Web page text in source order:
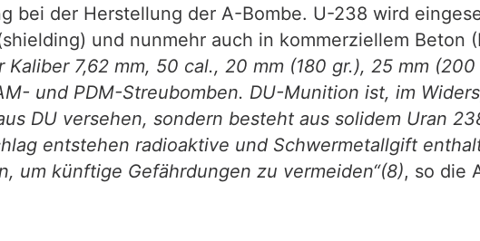
bei der Herstellung der A-Bombe. U-238 wird
und nunmehr auch in kommerziellem Beton
7,62 mm, 50 cal., 20 mm (180 gr.), 25 mm
und PDM-Streubomben. DU-Munition ist, im
DU versehen, sondern besteht aus solidem Uran
entstehen radioaktive und Schwermetallgift
um künftige Gefährdungen zu vermeiden“(8), so die